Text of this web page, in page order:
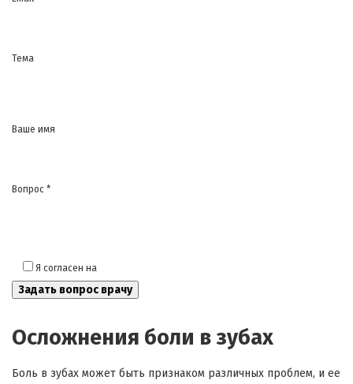
Тема
Ваше имя
Вопрос *
Я согласен на
Осложнения боли в зубах
Боль в зубах может быть признаком различных проблем, и ее